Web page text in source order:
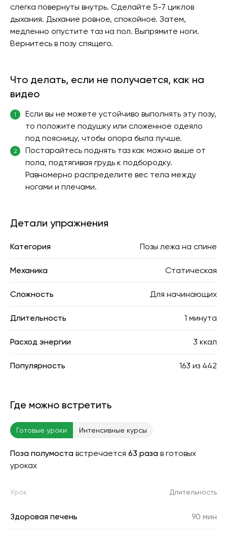
слегка повернуты внутрь. Сделайте 5-7 циклов
дыхания. Дыхание ровное, спокойное. Затем,
медленно опустите таз на пол. Выпрямите ноги.
Вернитесь в позу спящего.
Что делать, если не получается, как на
видео
1
Если вы не можете устойчиво выполнять эту позу,
то положите подушку или сложенное одеяло
под поясницу, чтобы опора была лучше.
2
Постарайтесь поднять таз как можно выше от
пола, подтягивая грудь к подбородку.
Равномерно распределите вес тела между
ногами и плечами.
Детали упражнения
Категория Позы лежа на спине
Механика Статическая
Сложность Для начинающих
Длительность 1 минута
Расход энергии 3 ккал
Популярность 163 из 442
Где можно встретить
Готовые уроки Интенсивные курсы
Поза полумоста встречается 63 раза в готовых
уроках
Урок Длительность
Здоровая печень 90 мин